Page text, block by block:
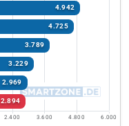
4.942
4.725
3.789
3.229
2.969
2.894
2.400 3.600 4.800 6.000